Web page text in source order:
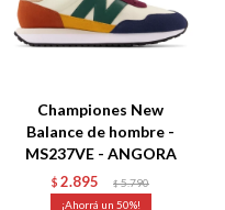
Championes New
Balance de hombre -
MS237VE - ANGORA
$ 2.895 $ 5.790
50